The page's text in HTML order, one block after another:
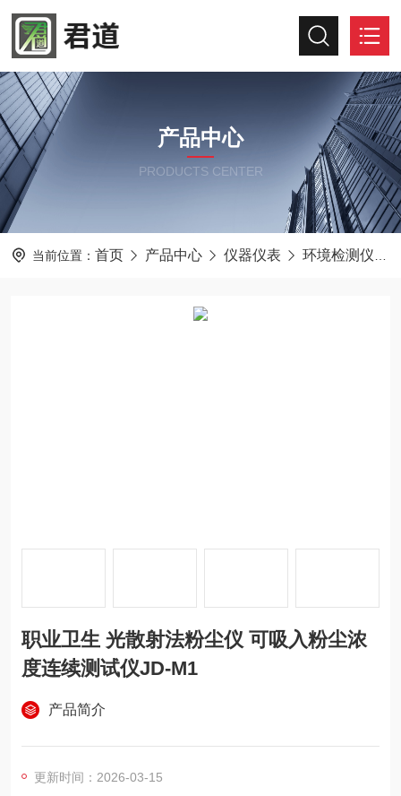
产品中心
PRODUCTS CENTER
当前位置： 首页 产品中心 仪器仪表 环境检测仪器
职业卫生 光散射法粉尘仪 可吸入粉尘浓
度连续测试仪JD-M1
产品简介
更新时间：2026-03-15